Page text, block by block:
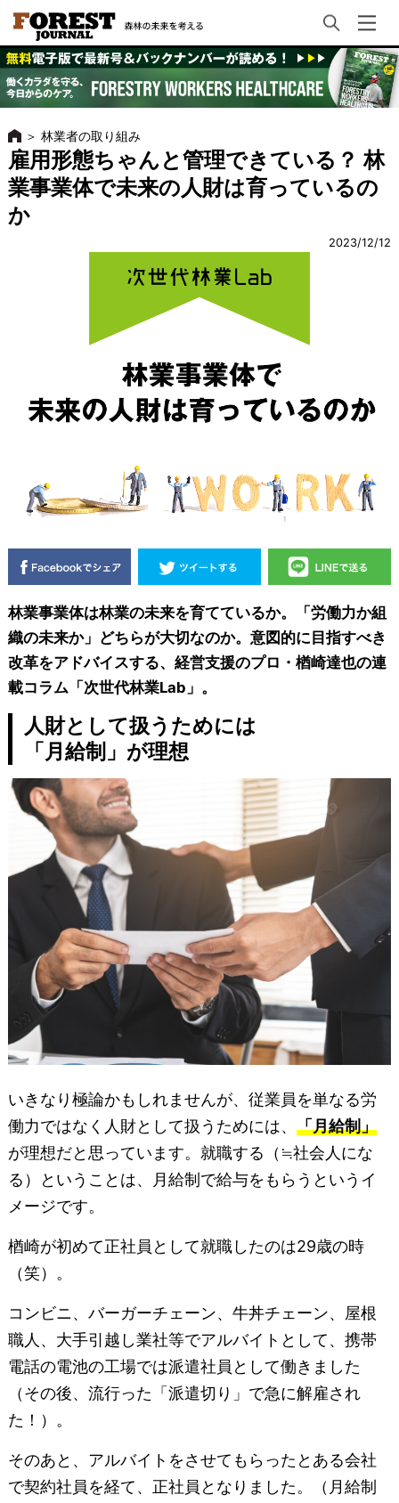
＞ 林業者の取り組み
雇用形態ちゃんと管理できている？ 林
業事業体で未来の人財は育っているの
か
2023/12/12
林業事業体は林業の未来を育てているか。「労働力か組
織の未来か」どちらが大切なのか。意図的に目指すべき
改革をアドバイスする、経営支援のプロ・楢崎達也の連
載コラム「次世代林業Lab」。
人財として扱うためには
「月給制」が理想
いきなり極論かもしれませんが、従業員を単なる労
働力ではなく人財として扱うためには、 「月給制」
が理想だと思っています。就職する（≒社会人にな
る）ということは、月給制で給与をもらうというイ
メージです。
楢崎が初めて正社員として就職したのは29歳の時
（笑）。
コンビニ、バーガーチェーン、牛丼チェーン、屋根
職人、大手引越し業社等でアルバイトとして、携帯
電話の電池の工場では派遣社員として働きました
（その後、流行った「派遣切り」で急に解雇され
た！）。
そのあと、アルバイトをさせてもらったとある会社
で契約社員を経て、正社員となりました。（月給制